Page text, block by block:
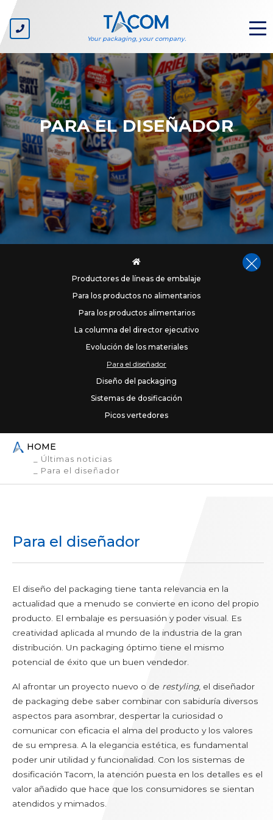
Your packaging, your company.
QUIÉNES
SOMOS
Nuestra empresa
Nuestros valores
Ecosostenibilidad
SECTORES
Gran distribución – marcas blancas
Productores de bienes de consumo corriente
Fabricantes de cajas de cartón
PICOS VERTEDORES
CERTIFICACIONES
PRODUCTOS ALIMENTARIOS
Aditivos y alimentos en polvo
Comida para bebés
Comida saludable
Leche en polvo
Té, café y bebidas instantáneas
Cereales en grano y de desayuno
Harinas
Arroz
Azúcar y sazonadores
Condimentos congelados
Condimentos y especias
Golosinas y decoraciones de repostería
PRODUCTOS NO ALIMENTARIOS
Aditivos y detergentes
Detergentes de lavavajillas
Detergentes en polvo
Desinfectantes y blanqueantes
Sal de lavavajillas
PARA EL DISEÑADOR
Productores de líneas de embalaje
Para los productos no alimentarios
Para los productos alimentarios
La columna del director ejecutivo
Evolución de los materiales
Para el diseñador
Diseño del packaging
Sistemas de dosificación
Picos vertedores
HOME
_ Últimas noticias
_ Para el diseñador
Para el diseñador
El diseño del packaging tiene tanta relevancia en la
actualidad que a menudo se convierte en icono del propio
producto. El embalaje es persuasión y poder visual. Es
creatividad aplicada al mundo de la industria de la gran
distribución. Un packaging óptimo tiene el mismo
potencial de éxito que un buen vendedor.
Al afrontar un proyecto nuevo o de restyling, el diseñador
de packaging debe saber combinar con sabiduría diversos
aspectos para asombrar, despertar la curiosidad o
comunicar con eficacia el alma del producto y los valores
de su empresa. A la elegancia estética, es fundamental
poder unir utilidad y funcionalidad. Con los sistemas de
dosificación Tacom, la atención puesta en los detalles es el
valor añadido que hace que los consumidores se sientan
atendidos y mimados.